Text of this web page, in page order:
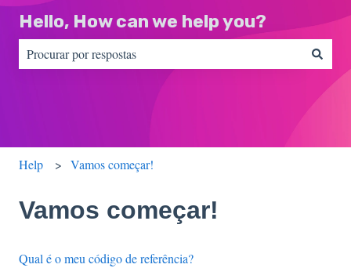
Hello, How can we help you?
Não há sugestões porque o campo de pesquisa está em branco.
Help Vamos começar!
Vamos começar!
Qual é o meu código de referência?